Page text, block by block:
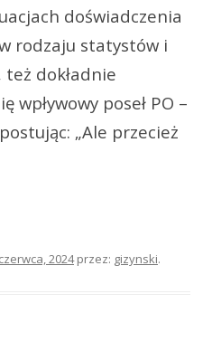
doświadczenia
rodzaju statystów i
dokładnie
wpływowy poseł PO –
„Ale przecież
2024przez: gizynski.